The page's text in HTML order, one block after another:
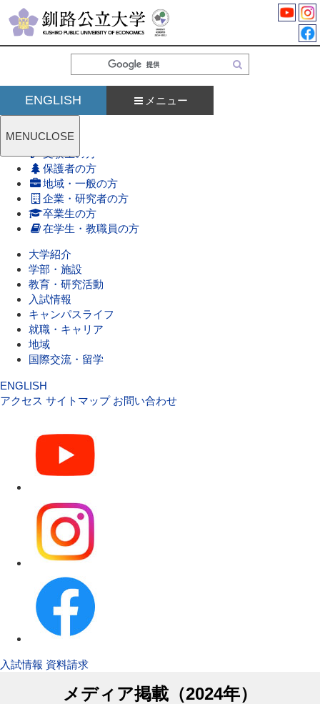
索
ENGLISH メニュー
MENUCLOSE
受験生の方
保護者の方
地域・一般の方
企業・研究者の方
卒業生の方
在学生・教職員の方
大学紹介
学部・施設
教育・研究活動
入試情報
キャンパスライフ
就職・キャリア
地域
国際交流・留学
ENGLISH
アクセス サイトマップ お問い合わせ
入試情報 資料請求
メディア掲載（2024年）